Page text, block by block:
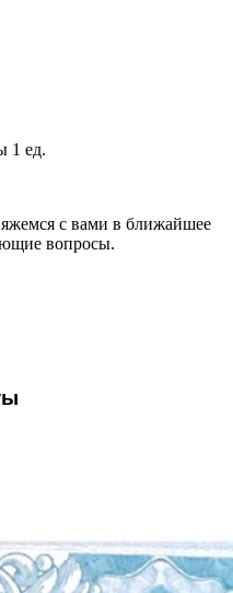
1 ед.
с вами в ближайшее
вопросы.